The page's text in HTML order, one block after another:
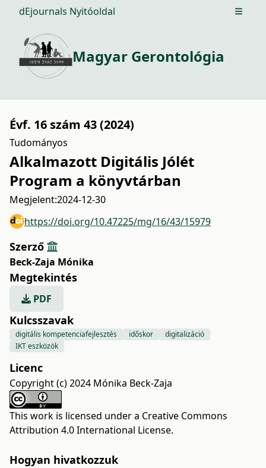
dEjournals Nyitóoldal Open
Magyar Gerontológia
Évf. 16 szám 43 (2024)
Tudományos
Alkalmazott Digitális Jólét
Program a könyvtárban
Megjelent:2024-12-30
https://doi.org/10.47225/mg/16/43/15979
Szerző
Beck-Zaja Mónika
Megtekintés
PDF
Kulcsszavak
digitális kompetenciafejlesztés időskor
digitalizáció
IKT eszközök
Licenc
Copyright (c) 2024 Mónika Beck-Zaja
This work is licensed under a Creative Commons
Attribution 4.0 International License.
Hogyan hivatkozzuk